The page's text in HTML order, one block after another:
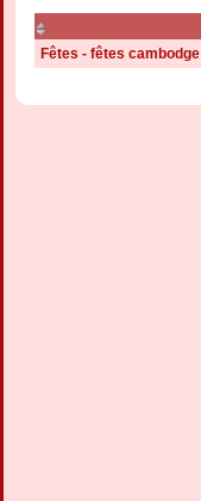
Fêtes - fêtes cambodge